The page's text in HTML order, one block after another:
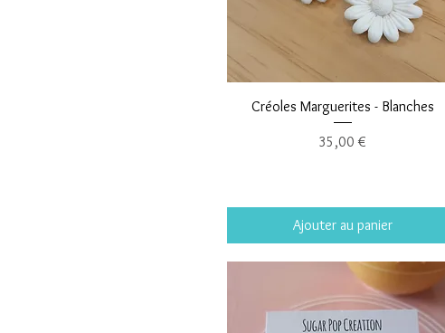
Créoles Marguerites - Blanches
Prix
35,00 €
Ajouter au panier